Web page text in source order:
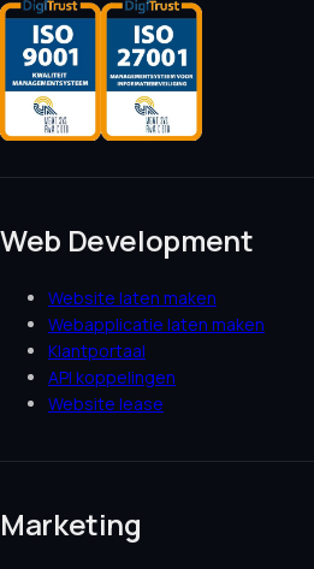
Web Development
Website laten maken
Webapplicatie laten maken
Klantportaal
API koppelingen
Website lease
Marketing